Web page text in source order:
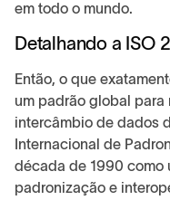
em todo o mundo.
Detalhando a ISO
Então, o que
um padrão global para
intercâmbio de dados
Internacional de
década de 1990 como
padronização e